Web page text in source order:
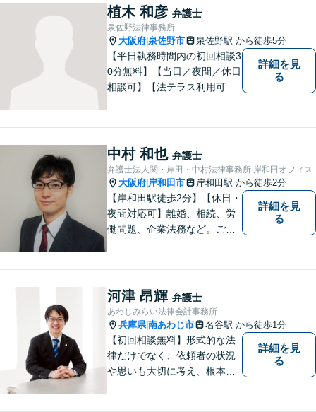
育ちの私が丁寧にサポートし
ます。【丁寧なヒアリング】
【休日や夜間相談も柔軟に対
応】
植木 和彦 弁護士
泉佐野法律事務所
大阪府 泉佐野市 泉佐野駅 から徒歩5分
【平日執務時間内の初回相談3
0分無料】【当日／夜間／休日
相談可】【法テラス利用可】
詳細を見
る
中村 和也 弁護士
弁護士法人関・岸田・中村法律事務所 岸和田オフィス
大阪府 岸和田市 岸和田駅 から徒歩2分
【岸和田駅徒歩2分】【休日・
夜間対応可】離婚、相続、労
働問題、企業法務など。ご依
はお一人で抱えず、ぜひ弁護
士へご相談ください【完全個
室】
詳細を見
る
河津 昂輝 弁護士
あわじみらい法律会計事務所
兵庫県|南あわじ市 名谷駅 から徒歩1分
【初回相談無料】形式的な法
律だけでなく、依頼者の状況
や思いも大切に考え、根本的
詳細を見
る